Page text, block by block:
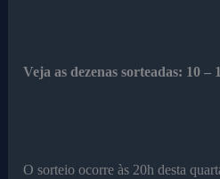
Veja as dezenas sorteadas: 10 –
O sorteio ocorre às 20h desta